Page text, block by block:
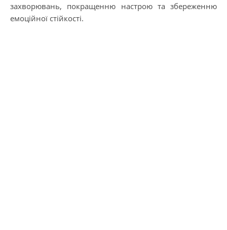
захворювань, покращенню настрою та збереженню
емоційної стійкості.